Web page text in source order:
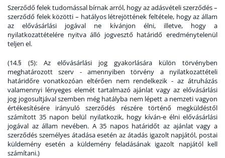
Szerződő felek tudomással bírnak arról, hogy az adásvételi szerződés –
szerződő felek közötti – hatályos létrejöttének feltétele, hogy az állam
az elővásárlási jogával ne kívánjon élni, illetve, hogy a
nyilatkozattételére nyitva álló jogvesztő határidő eredménytelenül
teljen el.
(14.§ (5): Az elővásárlási jog gyakorlására külön törvényben
meghatározott szerv - amennyiben törvény a nyilatkozattételi
határidőre vonatkozóan eltérően nem rendelkezik - az átruházás
valamennyi lényeges elemét tartalmazó ajánlat vagy az elővásárlási
jog jogosultjával szemben még hatályba nem lépett a nemzeti vagyon
értékesítésére irányuló szerződés részére történő megküldéstől
számított 35 napon belül nyilatkozik, hogy kíván-e élni elővásárlási
jogával az állam nevében. A 35 napos határidőt az ajánlat vagy a
szerződés személyes átadása esetén az átadás igazolt napjától, postai
küldemény esetén a küldemény feladásának igazolt napjától kell
számítani.)